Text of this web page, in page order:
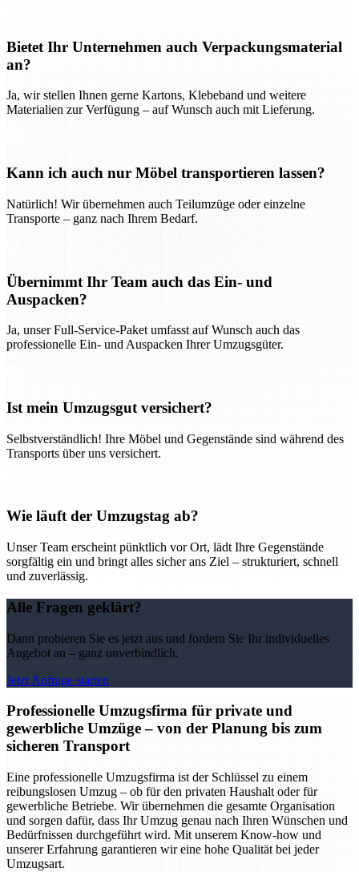
Bietet Ihr Unternehmen auch Verpackungsmaterial
an?
Ja, wir stellen Ihnen gerne Kartons, Klebeband und weitere
Materialien zur Verfügung – auf Wunsch auch mit Lieferung.
Kann ich auch nur Möbel transportieren lassen?
Natürlich! Wir übernehmen auch Teilumzüge oder einzelne
Transporte – ganz nach Ihrem Bedarf.
Übernimmt Ihr Team auch das Ein- und
Auspacken?
Ja, unser Full-Service-Paket umfasst auf Wunsch auch das
professionelle Ein- und Auspacken Ihrer Umzugsgüter.
Ist mein Umzugsgut versichert?
Selbstverständlich! Ihre Möbel und Gegenstände sind während des
Transports über uns versichert.
Wie läuft der Umzugstag ab?
Unser Team erscheint pünktlich vor Ort, lädt Ihre Gegenstände
sorgfältig ein und bringt alles sicher ans Ziel – strukturiert, schnell
und zuverlässig.
Alle Fragen geklärt?
Dann probieren Sie es jetzt aus und fordern Sie Ihr individuelles
Angebot an – ganz unverbindlich.
Jetzt Anfrage starten
Professionelle Umzugsfirma für private und
gewerbliche Umzüge – von der Planung bis zum
sicheren Transport
Eine professionelle Umzugsfirma ist der Schlüssel zu einem
reibungslosen Umzug – ob für den privaten Haushalt oder für
gewerbliche Betriebe. Wir übernehmen die gesamte Organisation
und sorgen dafür, dass Ihr Umzug genau nach Ihren Wünschen und
Bedürfnissen durchgeführt wird. Mit unserem Know-how und
unserer Erfahrung garantieren wir eine hohe Qualität bei jeder
Umzugsart.